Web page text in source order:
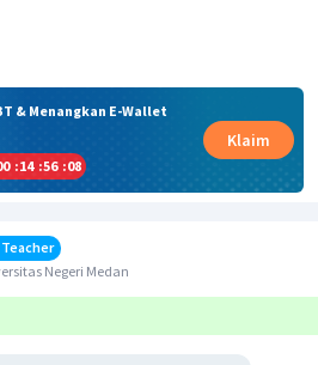
& Menangkan E-Wallet
:14 :56 :08
Klaim
Negeri Medan